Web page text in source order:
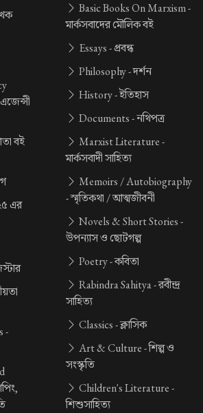
বই
এর
-
Basic Books On Marxism -
মার্কসবাদের মৌলিক বই
Essays -প্রবন্ধ
Philosophy -দর্শন
History -ইতিহাস
Documents -নথিপত্র
Marxist Literature -
মার্কসবাদী সাহিত্য
Memoirs / Autobiography
-স্মৃতিকথা / আত্মজীবনী
Novels & Short Stories -
উপন্যাস ও ছোটগল্প
Poetry -কবিতা
Rabindra Sahitya -রবীন্দ্র
সাহিত্য
Classics -ক্লাসিক
Art & Culture -শিল্প ও
সংস্কৃতি
Children's Literature -
শিশুসাহিত্য